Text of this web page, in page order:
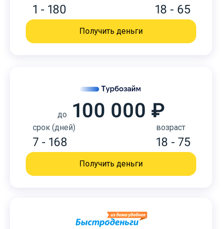
1 - 180 18 - 65
Получить деньги
до 100 000 ₽
срок (дней)
7 - 168
возраст
18 - 75
Получить деньги